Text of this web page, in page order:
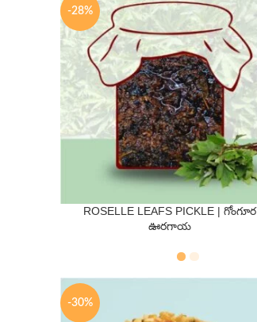
-28%
QTY
ROSELLE LEAFS PICKLE | గోంగూర
ఊరగాయ
-30%